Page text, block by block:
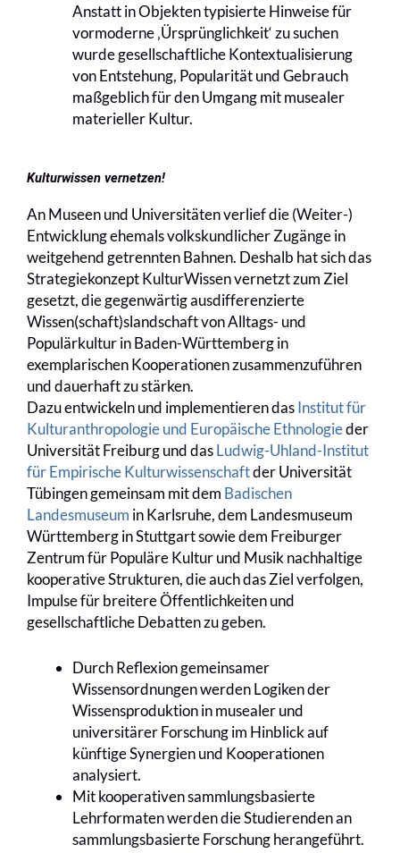
Anstatt in Objekten typisierte Hinweise für
vormoderne ‚Ürsprünglichkeit‘ zu suchen
wurde gesellschaftliche Kontextualisierung
von Entstehung, Popularität und Gebrauch
maßgeblich für den Umgang mit musealer
materieller Kultur.
Kulturwissen vernetzen!
An Museen und Universitäten verlief die (Weiter-)
Entwicklung ehemals volkskundlicher Zugänge in
weitgehend getrennten Bahnen. Deshalb hat sich das
Strategiekonzept KulturWissen vernetzt zum Ziel
gesetzt, die gegenwärtig ausdifferenzierte
Wissen(schaft)slandschaft von Alltags- und
Populärkultur in Baden-Württemberg in
exemplarischen Kooperationen zusammenzuführen
und dauerhaft zu stärken.
Dazu entwickeln und implementieren dasInstitut für
Kulturanthropologie und Europäische Ethnologieder
Universität Freiburg und dasLudwig-Uhland-Institut
für Empirische Kulturwissenschaftder Universität
Tübingen gemeinsam mit dem Badischen
Landesmuseum in Karlsruhe, dem Landesmuseum
Württemberg in Stuttgart sowie dem Freiburger
Zentrum für Populäre Kultur und Musik nachhaltige
kooperative Strukturen, die auch das Ziel verfolgen,
Impulse für breitere Öffentlichkeiten und
gesellschaftliche Debatten zu geben.
Durch Reflexion gemeinsamer
Wissensordnungen werden Logiken der
Wissensproduktion in musealer und
universitärer Forschung im Hinblick auf
künftige Synergien und Kooperationen
analysiert.
Mit kooperativen sammlungsbasierte
Lehrformaten werden die Studierenden an
sammlungsbasierte Forschung herangeführt.